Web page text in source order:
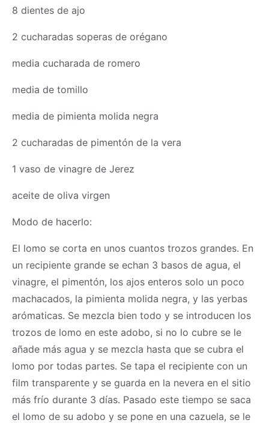
8 dientes de ajo
2 cucharadas soperas de orégano
media cucharada de romero
media de tomillo
media de pimienta molida negra
2 cucharadas de pimentón de la vera
1 vaso de vinagre de Jerez
aceite de oliva virgen
Modo de hacerlo:
El lomo se corta en unos cuantos trozos grandes. En
un recipiente grande se echan 3 basos de agua, el
vinagre, el pimentón, los ajos enteros solo un poco
machacados, la pimienta molida negra, y las yerbas
arómaticas. Se mezcla bien todo y se introducen los
trozos de lomo en este adobo, si no lo cubre se le
añade más agua y se mezcla hasta que se cubra el
lomo por todas partes. Se tapa el recipiente con un
film transparente y se guarda en la nevera en el sitio
más frío durante 3 días. Pasado este tiempo se saca
el lomo de su adobo y se pone en una cazuela, se le